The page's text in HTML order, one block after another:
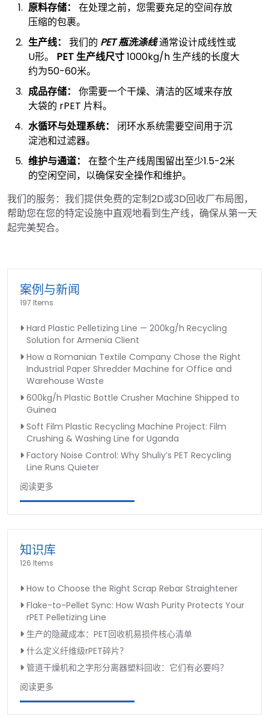
原料存储：
在处理之前，您需要充足的空间存放
压缩的包裹。
生产线：
我们的 PET 瓶洗涤线通常设计成线性或
U形。 PET 生产线尺寸1000kg/h 生产线的长度大
约为50-60米。
成品存储：
你需要一个干燥、清洁的区域来存放
大袋的 rPET 片料。
水循环与处理系统：
闭环水系统需要空间用于沉
淀池和过滤器。
维护与通道：
在整个生产线周围留出至少1.5-2米
的空闲空间，以确保安全操作和维护。
我们的服务：我们提供免费的定制2D或3D回收厂布局图，
帮助您在您的特定设施中直观地看到生产线，确保从第一天
起完美契合。
案例与新闻
197 Items
Hard Plastic Pelletizing Line — 200kg/h Recycling
Solution for Armenia Client
How a Romanian Textile Company Chose the Right
Industrial Paper Shredder Machine for Office and
Warehouse Waste
600kg/h Plastic Bottle Crusher Machine Shipped to
Guinea
Soft Film Plastic Recycling Machine Project: Film
Crushing & Washing Line for Uganda
Factory Noise Control: Why Shuliy’s PET Recycling
Line Runs Quieter
阅读更多
知识库
126 Items
How to Choose the Right Scrap Rebar Straightener
Flake-to-Pellet Sync: How Wash Purity Protects Your
rPET Pelletizing Line
生产的隐藏成本：PET回收机易损件核心清单
什么定义纤维级rPET碎片？
管道干燥机和之字形分离器塑料回收：它们有必要吗？
阅读更多